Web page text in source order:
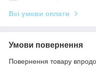
Всі умови оплати
Умови повернення
Повернення товару